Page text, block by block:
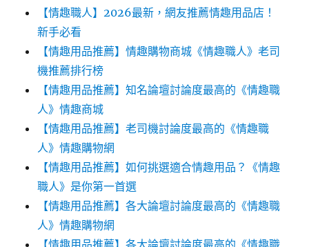
【情趣職人】2026最新，網友推薦情趣用品店！
新手必看
【情趣用品推薦】情趣購物商城《情趣職人》老司
機推薦排行榜
【情趣用品推薦】知名論壇討論度最高的《情趣職
人》情趣商城
【情趣用品推薦】老司機討論度最高的《情趣職
人》情趣購物網
【情趣用品推薦】如何挑選適合情趣用品？《情趣
職人》是你第一首選
【情趣用品推薦】各大論壇討論度最高的《情趣職
人》情趣購物網
【情趣用品推薦】各大論壇討論度最高的《情趣職